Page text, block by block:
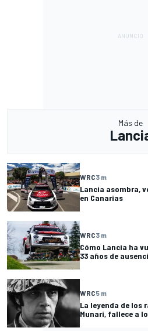
Más de
WRC3 m
Lancia asombra,
en Canarias
WRC3 m
Cómo Lancia ha
33 años de
WRC5 m
La leyenda de los
Munari, fallece a